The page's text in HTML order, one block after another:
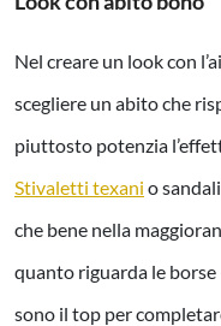
Nel creare un look con
scegliere un abito che
piuttosto potenzia
Stivaletti texani o
che bene nella
quanto riguarda le
sono il top per